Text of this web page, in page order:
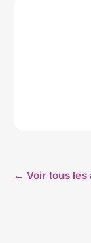
← Voir tous les